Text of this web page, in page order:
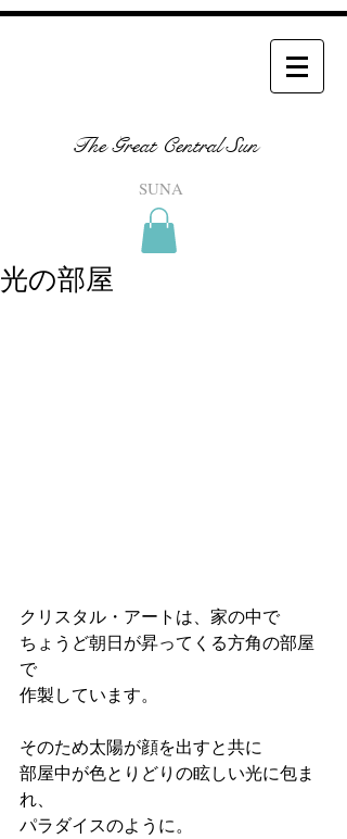
The Great Central Sun
SUNA
光の部屋
クリスタル・アートは、家の中で
ちょうど朝日が昇ってくる方角の部屋
で
作製しています。
そのため太陽が顔を出すと共に
部屋中が色とりどりの眩しい光に包ま
れ、
パラダイスのように。